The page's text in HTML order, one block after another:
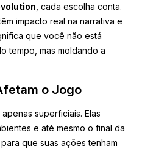
, cada escolha conta.
impacto real na narrativa e
que você não está
tempo, mas moldando a
o Jogo
superficiais. Elas
e até mesmo o final da
que suas ações tenham